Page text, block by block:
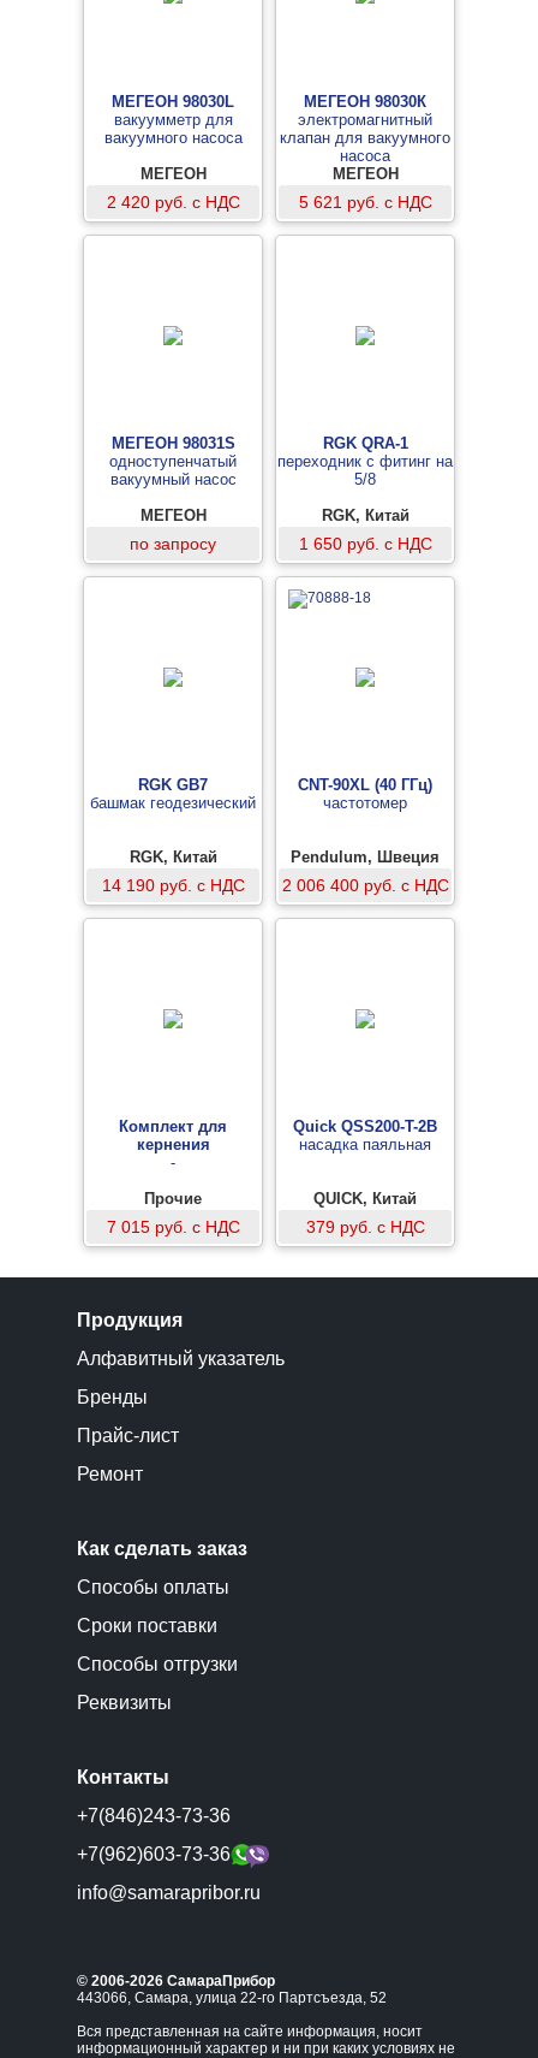
МЕГЕОН 98030L
вакуумметр для
вакуумного насоса
МЕГЕОН
2 420 руб. с НДС
МЕГЕОН 98030К
электромагнитный
клапан для вакуумного
насоса
МЕГЕОН
5 621 руб. с НДС
МЕГЕОН 98031S
одноступенчатый
вакуумный насос
МЕГЕОН
по запросу
RGK QRA-1
переходник с фитинг на
5/8
RGK, Китай
1 650 руб. с НДС
RGK GB7
башмак геодезический
RGK, Китай
14 190 руб. с НДС
CNT-90XL (40 ГГц)
частотомер
Pendulum, Швеция
2 006 400 руб. с НДС
Комплект для
кернения
-
Прочие
7 015 руб. с НДС
Quick QSS200-T-2B
насадка паяльная
QUICK, Китай
379 руб. с НДС
Продукция
Алфавитный указатель
Бренды
Прайс-лист
Ремонт
Как сделать заказ
Способы оплаты
Сроки поставки
Способы отгрузки
Реквизиты
Контакты
+7(846)243-73-36
+7(962)603-73-36
info@samarapribor.ru
© 2006-2026 СамараПрибор
443066, Самара, улица 22-го Партсъезда, 52
Вся представленная на сайте информация, носит
информационный характер и ни при каких условиях не